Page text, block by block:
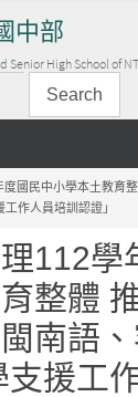
中部
Senior High School of
度國民中小學本土教育
作人員培訓認證」
112學
整體
閩南語
援工